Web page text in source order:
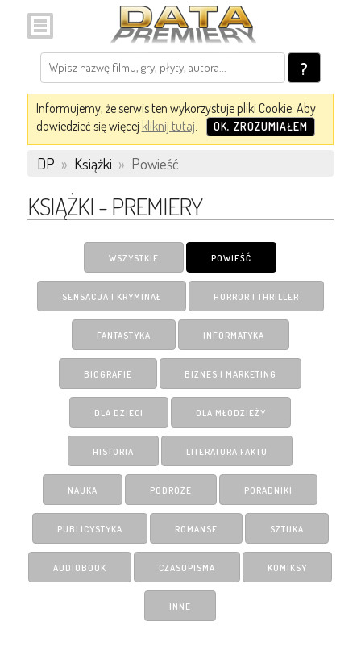
?
Informujemy, że serwis ten wykorzystuje pliki Cookie. Aby
dowiedzieć się więcej kliknij tutaj. OK, ZROZUMIAŁEM
DP » Książki » Powieść
KSIĄŻKI - PREMIERY
WSZYSTKIE POWIEŚĆ
SENSACJA I KRYMINAŁ HORROR I THRILLER
FANTASTYKA INFORMATYKA
BIOGRAFIE BIZNES I MARKETING
DLA DZIECI DLA MŁODZIEŻY
HISTORIA LITERATURA FAKTU
NAUKA PODRÓŻE PORADNIKI
PUBLICYSTYKA ROMANSE SZTUKA
AUDIOBOOK CZASOPISMA KOMIKSY
INNE